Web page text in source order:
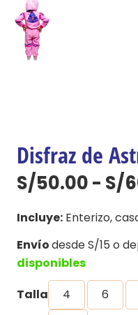
Disfraz de
S/50.00- S/
Incluye: Enterizo,
Envíodesde S/15 o
disponibles
Talla
4 6